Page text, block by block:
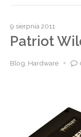
9 sierpnia 2011
Patriot
Blog Hardware